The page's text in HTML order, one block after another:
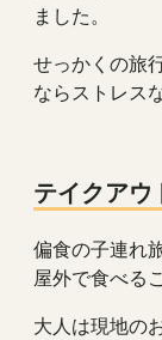
ました。
せっかくの旅
ならストレス
テイクアウ
偏食の子連れ
屋外で食べる
大人は現地の